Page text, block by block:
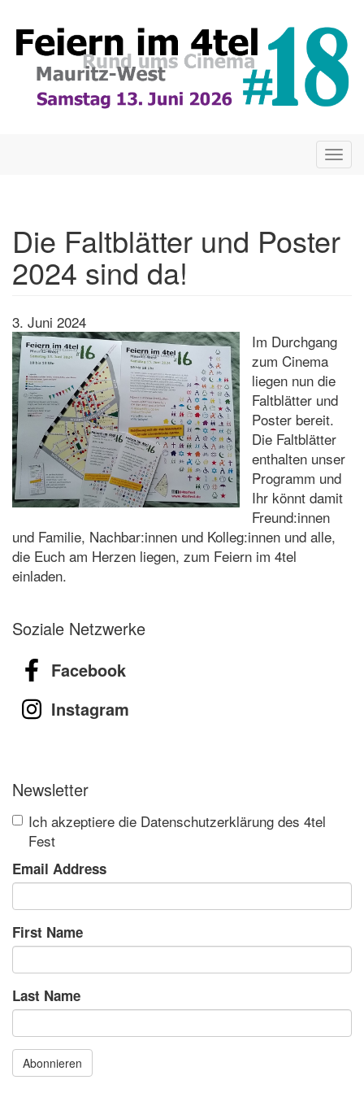
zum
Inhalt
Die Faltblätter und Poster
2024 sind da!
3. Juni 2024
Im Durchgang
zum Cinema
liegen nun die
Faltblätter und
Poster bereit.
Die Faltblätter
enthalten unser
Programm und
Ihr könnt damit
Freund:innen
und Familie, Nachbar:innen und Kolleg:innen und alle,
die Euch am Herzen liegen, zum Feiern im 4tel
einladen.
Soziale Netzwerke
Facebook
Instagram
Newsletter
Ich akzeptiere die Datenschutzerklärung des 4tel
Fest
Email Address
First Name
Last Name
Abonnieren